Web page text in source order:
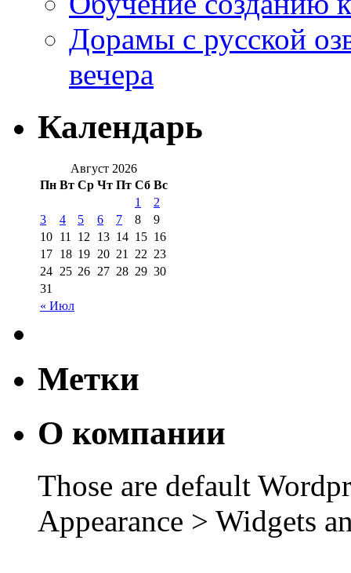
Дорамы с русской
вечера
Календарь
Август 2026
Пн Вт Ср Чт Пт Сб Вс
« Июл
1
2
3
4 5 6 7 8
9
10 11 12 13 14 15 16
17 18 19 20 21 22 23
24 25 26 27 28 29 30
31
Метки
О компании
Those are default
Appearance > Widgets